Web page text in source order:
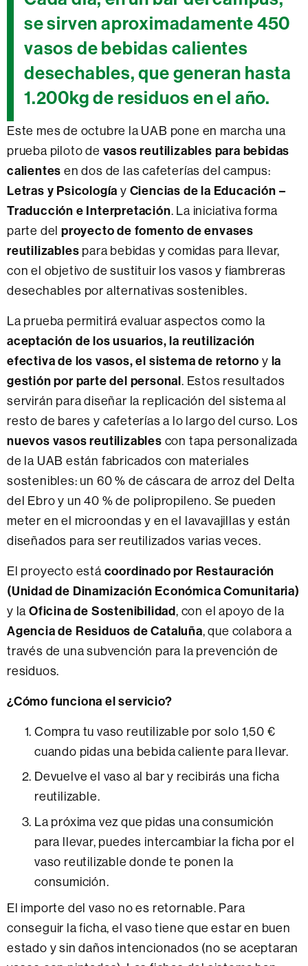
se sirven aproximadamente 450
vasos de bebidas calientes
desechables, que generan hasta
1.200kg de residuos en el año.
Este mes de octubre la UAB pone en marcha una
prueba piloto de vasos reutilizables para bebidas
calientes en dos de las cafeterías del campus:
Letras y Psicología y Ciencias de la Educación –
Traducción e Interpretación. La iniciativa forma
parte delproyecto de fomento de envases
reutilizables para bebidas y comidas para llevar,
con el objetivo de sustituir los vasos y fiambreras
desechables por alternativas sostenibles.
La prueba permitirá evaluar aspectos como la
aceptación de los usuarios, la reutilización
efectiva de los vasos, el sistema de retorno y la
gestión por parte del personal. Estos resultados
servirán para diseñar la replicación del sistema al
resto de bares y cafeterías a lo largo del curso. Los
nuevos vasos reutilizables con tapa personalizada
de la UAB están fabricados con materiales
sostenibles: un 60 % de cáscara de arroz del Delta
del Ebro y un 40 % de polipropileno. Se pueden
meter en el microondas y en el lavavajillas y están
diseñados para ser reutilizados varias veces.
El proyecto está coordinado por Restauración
(Unidad de Dinamización Económica Comunitaria)
y la Oficina de Sostenibilidad, con el apoyo de la
Agencia de Residuos de Cataluña, que colabora a
través de una subvención para la prevención de
residuos.
¿Cómo funciona el servicio?
Compra tu vaso reutilizable por solo 1,50 €
cuando pidas una bebida caliente para llevar.
Devuelve el vaso al bar y recibirás una ficha
reutilizable.
La próxima vez que pidas una consumición
para llevar, puedes intercambiar la ficha por el
vaso reutilizable donde te ponen la
consumición.
El importe del vaso no es retornable. Para
conseguir la ficha, el vaso tiene que estar en buen
estado y sin daños intencionados (no se aceptaran